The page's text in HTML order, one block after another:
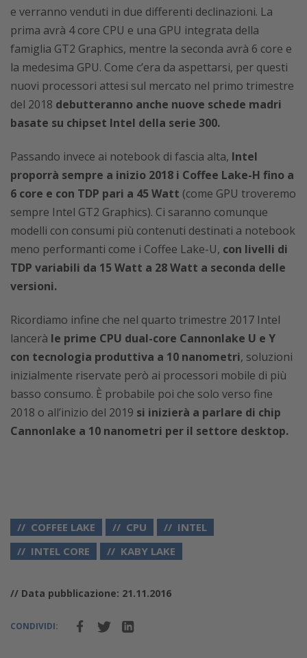
e verranno venduti in due differenti declinazioni. La
prima avrà 4 core CPU e una GPU integrata della
famiglia GT2 Graphics, mentre la seconda avrà 6 core e
la medesima GPU. Come c’era da aspettarsi, per questi
nuovi processori attesi sul mercato nel primo trimestre
del 2018 debutteranno anche nuove schede madri
basate su chipset Intel della serie 300.
Passando invece ai notebook di fascia alta, Intel
proporrà sempre a inizio 2018 i Coffee Lake-H fino a
6 core e con TDP pari a 45 Watt (come GPU troveremo
sempre Intel GT2 Graphics). Ci saranno comunque
modelli con consumi più contenuti destinati a notebook
meno performanti come i Coffee Lake-U, con livelli di
TDP variabili da 15 Watt a 28 Watt a seconda delle
versioni.
Ricordiamo infine che nel quarto trimestre 2017 Intel
lancerà le prime CPU dual-core Cannonlake U e Y
con tecnologia produttiva a 10 nanometri, soluzioni
inizialmente riservate però ai processori mobile di più
basso consumo. È probabile poi che solo verso fine
2018 o all’inizio del 2019 si inizierà a parlare di chip
Cannonlake a 10 nanometri per il settore desktop.
COFFEE LAKE CPU
INTEL
INTEL CORE
KABY LAKE
// Data pubblicazione: 21.11.2016
CONDIVIDI: